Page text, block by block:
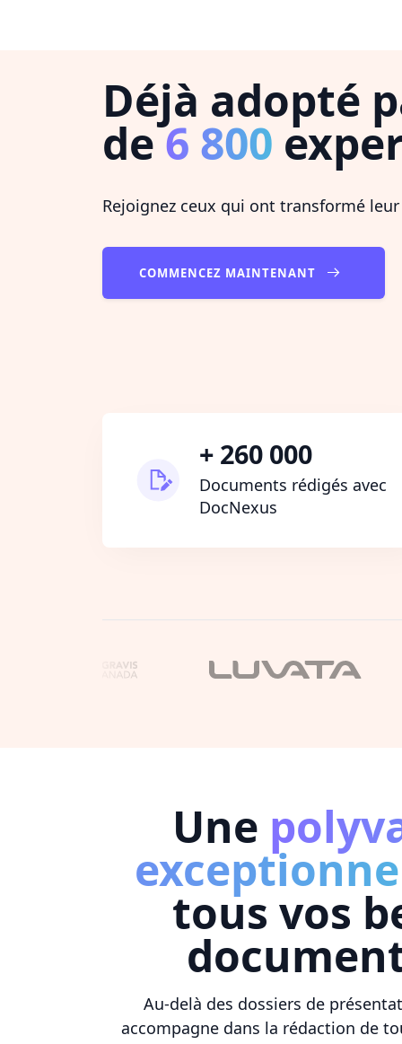
Déjà adopté
de6 800
Rejoignez ceux qui ont transformé
COMMENCEZ MAINTENANT
+ 260 000
Documents rédigés avec
DocNexus
Une
tous vos
Au-delà des dossiers de
accompagne dans la rédaction de